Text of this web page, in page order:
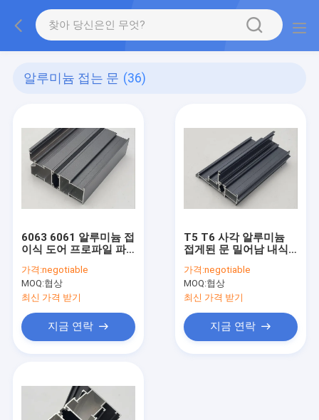
알루미늄 접는 문 (36)
6063 6061 알루미늄 접
이식 도어 프로파일 파
가격:negotiable
MOQ:협상
최신 가격 받기
지금 연락
T5 T6 사각 알루미늄
접게된 문 밀어남 내식
가격:negotiable
MOQ:협상
최신 가격 받기
지금 연락